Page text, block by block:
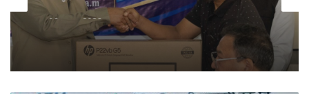
06 अगस्त 2026
मिजोरम के मंत्री ने 50 पैक्स को किए कंप्यूटर वितरित